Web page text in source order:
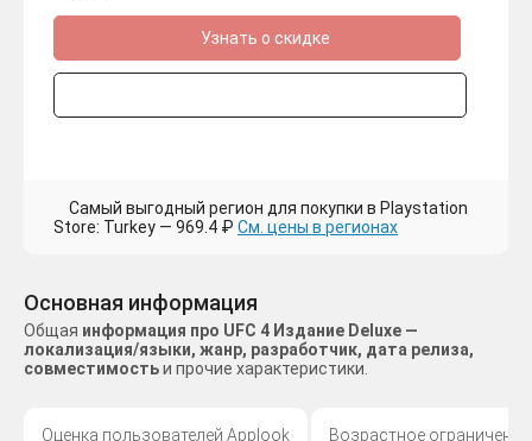
Узнать о скидке
Самый выгодный регион для покупки в Playstation
Store: Turkey — 969.4 ₽ См. цены в регионах
Основная информация
Общая информация про UFC 4 Издание Deluxe —
локализация/языки, жанр, разработчик, дата релиза,
совместимостьи прочие характеристики.
Оценка пользователей Applook
Возрастное ограничение